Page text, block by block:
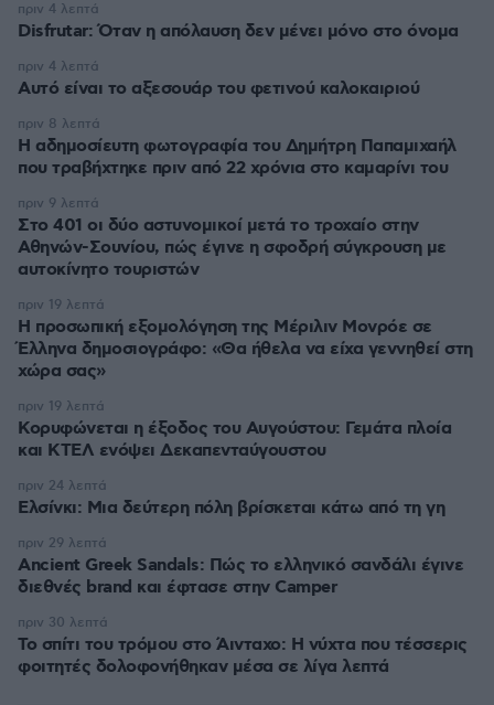
Disfrutar: Όταν η απόλαυση δεν μένει μόνο στο όνομα
πριν 4 λεπτά
Αυτό είναι το αξεσουάρ του φετινού καλοκαιριού
πριν 4 λεπτά
Η αδημοσίευτη φωτογραφία του Δημήτρη Παπαμιχαήλ
που τραβήχτηκε πριν από 22 χρόνια στο καμαρίνι του
πριν 8 λεπτά
Στο 401 οι δύο αστυνομικοί μετά το τροχαίο στην
Αθηνών-Σουνίου, πώς έγινε η σφοδρή σύγκρουση με
αυτοκίνητο τουριστών
πριν 9 λεπτά
Η προσωπική εξομολόγηση της Μέριλιν Μονρόε σε
Έλληνα δημοσιογράφο: «Θα ήθελα να είχα γεννηθεί στη
χώρα σας»
πριν 19 λεπτά
Κορυφώνεται η έξοδος του Αυγούστου: Γεμάτα πλοία
και ΚΤΕΛ ενόψει Δεκαπενταύγουστου
πριν 19 λεπτά
Ελσίνκι: Mια δεύτερη πόλη βρίσκεται κάτω από τη γη
πριν 24 λεπτά
Ancient Greek Sandals: Πώς το ελληνικό σανδάλι έγινε
διεθνές brand και έφτασε στην Camper
πριν 29 λεπτά
Το σπίτι του τρόμου στο Άινταχο: Η νύχτα που τέσσερις
φοιτητές δολοφονήθηκαν μέσα σε λίγα λεπτά
πριν 30 λεπτά